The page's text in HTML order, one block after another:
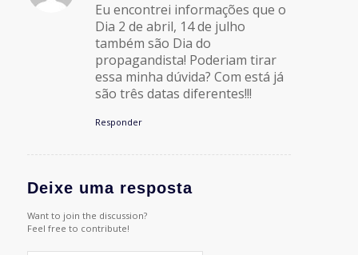
Eu encontrei informações que o
Dia 2 de abril, 14 de julho
também são Dia do
propagandista! Poderiam tirar
essa minha dúvida? Com está já
são três datas diferentes!!!
Responder
Deixe uma resposta
Want to join the discussion?
Feel free to contribute!